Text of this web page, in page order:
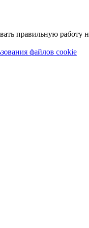
правильную работу
файлов cookie